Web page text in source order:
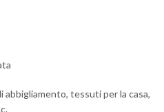
abbigliamento, tessuti per la casa,